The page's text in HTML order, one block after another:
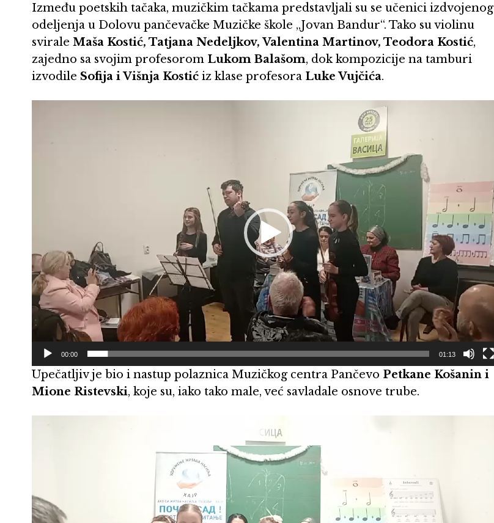
Između poetskih tačaka, muzičkim tačkama predstavljali su se učenici izdvojenog
odeljenja u Dolovu pančevačke Muzičke škole „Jovan Bandur“. Tako su violinu
svirale Maša Kostić, Tatjana Nedeljkov, Valentina Martinov, Teodora Kostić,
zajedno sa svojim profesorom Lukom Balašom, dok kompozicije na tamburi
izvodile Sofija i Višnja Kostić iz klase profesora Luke Vujčića.
00:00 01:13
Upečatljiv je bio i nastup polaznica Muzičkog centra Pančevo Petkane Košanin i
Mione Ristevski, koje su, iako tako male, već savladale osnove trube.